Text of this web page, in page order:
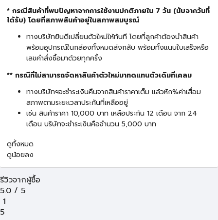
* กรณีสินค้าที่พบปัญหาจากการใช้งานปกติภายใน 7 วัน (นับจากวันที่
ได้รับ) โดยที่สภาพสินค้าอยู่ในสภาพสมบูรณ์
ทางบริษัทยินดีเปลี่ยนตัวใหม่ให้ทันที โดยที่ลูกค้าต้องนำสินค้า
พร้อมอุปกรณ์ในกล่องทั้งหมดส่งกลับ พร้อมทั้งแนบใบเสร็จหรือ
เลขคำสั่งซื้อมาด้วยทุกครั้ง
** กรณีที่ไม่สามารถจัดหาสินค้าตัวใหม่มาทดแทนตัวเดิมที่เคลม
ทางบริษัทฯจะชำระเงินคืนจากสินค้าราคาเต็ม แล้วหัก%ค่าเสื่อม
สภาพตามระยะเวลาประกันที่เหลืออยู่
เช่น สินค้าราคา 10,000 บาท เหลือประกัน 12 เดือน จาก 24
เดือน บริษัทจะชำระเงินคือจำนวน 5,000 บาท
ดูทั้งหมด
ดูน้อยลง
รีวิวจากผู้ซื้อ
5.0 / 5
1
5